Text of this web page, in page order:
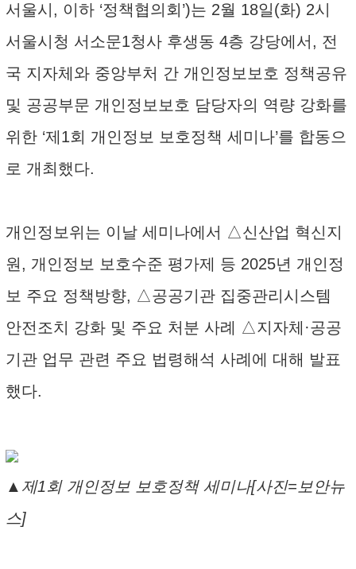
서울시, 이하 ‘정책협의회’)는 2월 18일(화) 2시
서울시청 서소문1청사 후생동 4층 강당에서, 전
국 지자체와 중앙부처 간 개인정보보호 정책공유
및 공공부문 개인정보보호 담당자의 역량 강화를
위한 ‘제1회 개인정보 보호정책 세미나’를 합동으
로 개최했다.
개인정보위는 이날 세미나에서 △신산업 혁신지
원, 개인정보 보호수준 평가제 등 2025년 개인정
보 주요 정책방향, △공공기관 집중관리시스템
안전조치 강화 및 주요 처분 사례 △지자체·공공
기관 업무 관련 주요 법령해석 사례에 대해 발표
했다.
▲제1회 개인정보 보호정책 세미나[사진=보안뉴
스]